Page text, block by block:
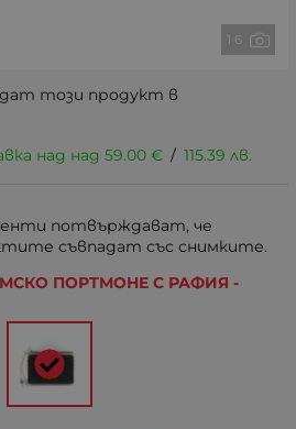
1 6
този продукт в
над над 59.00 € / 115.39 лв.
потвърждават, че
съвпадат със снимките.
ПОРТМОНЕ С РАФИЯ -